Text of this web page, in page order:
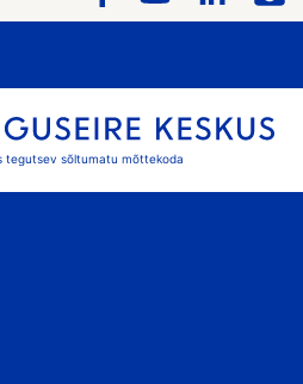
tegutsev sõltumatu mõttekoda